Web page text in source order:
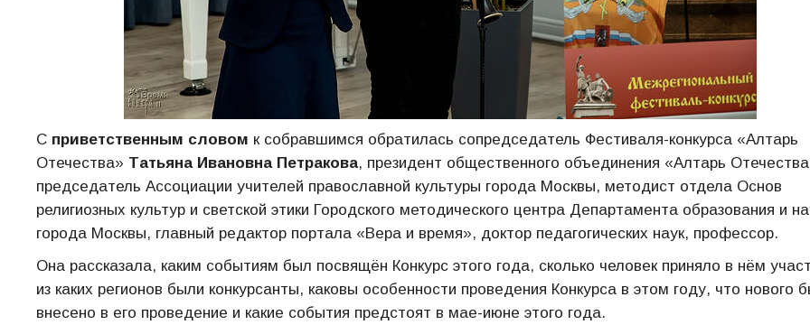
С приветственным словом к собравшимся обратилась сопредседатель Фестиваля-конкурса «Алтарь
Отечества» Татьяна Ивановна Петракова, президент общественного объединения «Алтарь
председатель Ассоциации учителей православной культуры города Москвы, методист отдела Основ
религиозных культур и светской этики Городского методического центра Департамента образования и
города Москвы, главный редактор портала «Вера и время», доктор педагогических наук, профессор.
Она рассказала, каким событиям был посвящён Конкурс этого года, сколько человек приняло в нём
из каких регионов были конкурсанты, каковы особенности проведения Конкурса в этом году, что нового
внесено в его проведение и какие события предстоят в мае-июне этого года.